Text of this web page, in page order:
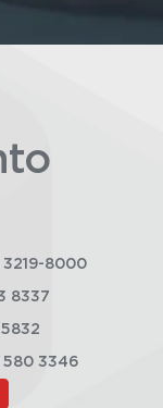
3219-8000
8337
3346